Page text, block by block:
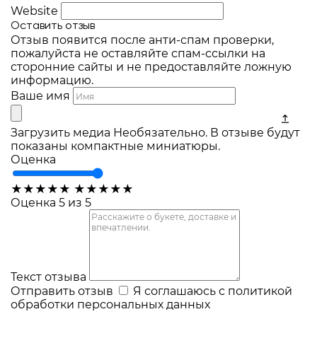
Website
Оставить отзыв
Отзыв появится после анти-спам проверки,
пожалуйста не оставляйте спам-ссылки на
сторонние сайты и не предоставляйте ложную
информацию.
Ваше имя
Загрузить медиа Необязательно. В отзыве будут
показаны компактные миниатюры.
Оценка
★ ★ ★ ★ ★ ★ ★ ★ ★ ★
Оценка 5 из 5
Текст отзыва
Отправить отзыв
Я соглашаюсь с политикой
обработки персональных данных